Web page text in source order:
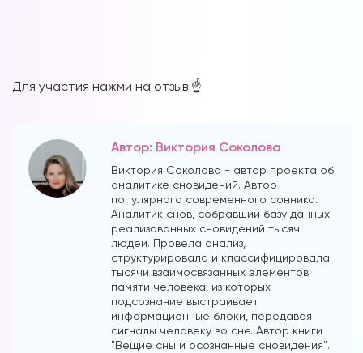
Для участия нажми на отзыв ☝️
Автор: Виктория Соколова
Виктория Соколова - автор проекта об
аналитике сновидений. Автор
популярного современного сонника.
Аналитик снов, собравший базу данных
реализованных сновидений тысяч
людей. Провела анализ,
структурировала и классифицировала
тысячи взаимосвязанных элементов
памяти человека, из которых
подсознание выстраивает
информационные блоки, передавая
сигналы человеку во сне. Автор книги
"Вещие сны и осознанные сновидения".